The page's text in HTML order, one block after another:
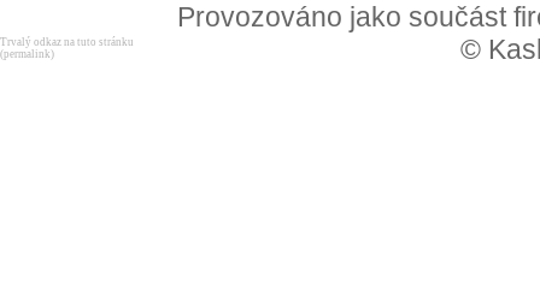
Provozováno jako součást
©
Trvalý odkaz na tuto stránku
(permalink)